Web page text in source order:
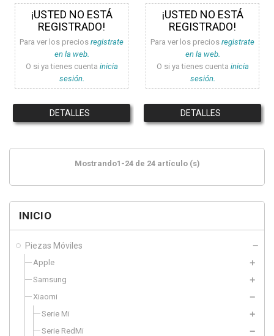
INICIO
Piezas Móviles
Apple
Samsung
Xiaomi
Serie Mi
Serie RedMi
¡USTED NO ESTÁ
REGISTRADO!
Para ver los precios registrate
en la web.
O si ya tienes cuenta inicia
sesión.
DETALLES
¡USTED NO ESTÁ
REGISTRADO!
Para ver los precios registrate
en la web.
O si ya tienes cuenta inicia
sesión.
DETALLES
Mostrando1-24 de 24 artículo (s)